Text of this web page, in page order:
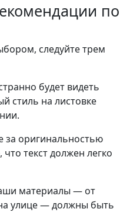
по
следуйте трем
будет видеть
стиль на листовке
за оригинальностью
текст должен легко
материалы — от
улице — должны быть